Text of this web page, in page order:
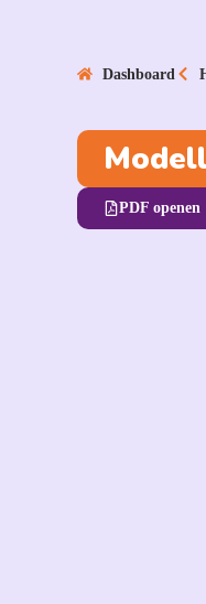
Dashboard
PDF openen